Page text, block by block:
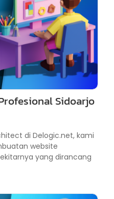
Sidoarjo
di Delogic.net, kami
website
yang dirancang